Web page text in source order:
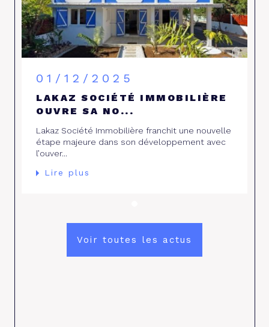
01/12/2025
LAKAZ SOCIÉTÉ IMMOBILIÈRE
OUVRE SA NO...
Lakaz Société Immobilière franchit une nouvelle
étape majeure dans son développement avec
l’ouver...
Lire plus
Voir toutes les actus